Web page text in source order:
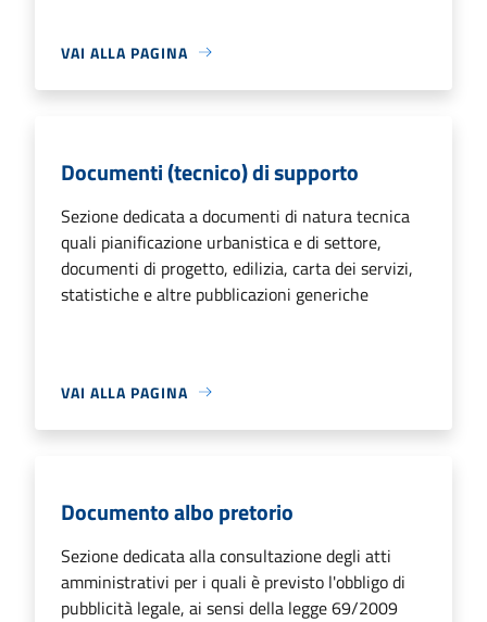
VAI ALLA PAGINA
Documenti (tecnico) di supporto
Sezione dedicata a documenti di natura tecnica
quali pianificazione urbanistica e di settore,
documenti di progetto, edilizia, carta dei servizi,
statistiche e altre pubblicazioni generiche
VAI ALLA PAGINA
Documento albo pretorio
Sezione dedicata alla consultazione degli atti
amministrativi per i quali è previsto l'obbligo di
pubblicità legale, ai sensi della legge 69/2009